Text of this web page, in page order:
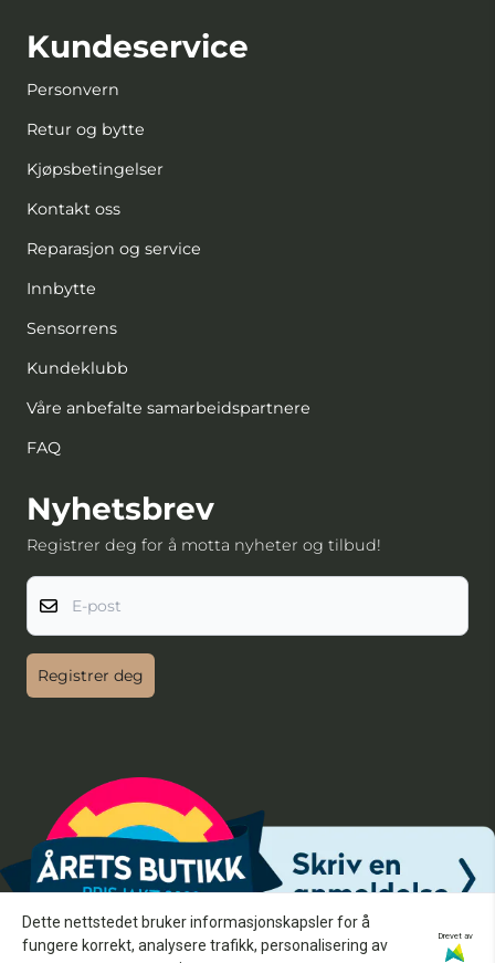
Kundeservice
Personvern
Retur og bytte
Kjøpsbetingelser
Kontakt oss
Reparasjon og service
Innbytte
Sensorrens
Kundeklubb
Våre anbefalte samarbeidspartnere
FAQ
Nyhetsbrev
Registrer deg for å motta nyheter og tilbud!
E-post
Registrer deg
Dette nettstedet bruker informasjonskapsler for å
fungere korrekt, analysere trafikk, personalisering av
Drevet av